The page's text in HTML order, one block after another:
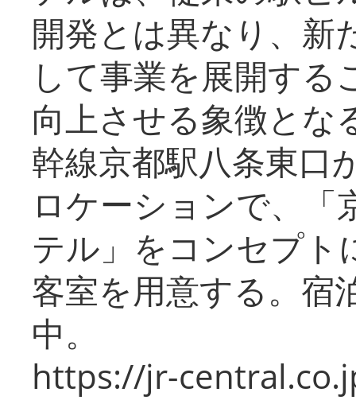
開発とは異なり、新
して事業を展開する
向上させる象徴とな
幹線京都駅八条東口
ロケーションで、「
テル」をコンセプト
客室を用意する。宿
中。
https://jr-